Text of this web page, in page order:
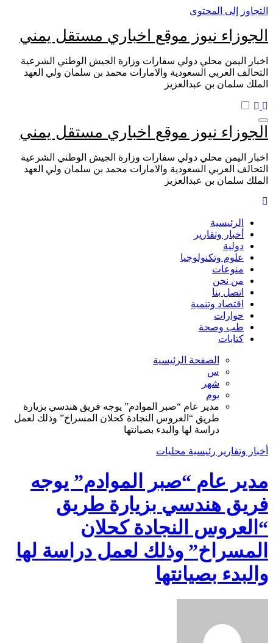
التجاوز إلى المحتوى
الجوزاء نيوز موقع اخباري مستقل يمني
اخبار اليمن محلي دولي سفارات وزارة الجيش الوطني الشرعية
التحالف العربي السعودية والامارات محمد بن سلمان ولي العهد
الملك سلمان بن عبدالعزيز
الجوزاء نيوز موقع اخباري مستقل يمني
اخبار اليمن محلي دولي سفارات وزارة الجيش الوطني الشرعية
التحالف العربي السعودية والامارات محمد بن سلمان ولي العهد
الملك سلمان بن عبدالعزيز
الرئيسية
أخبار وتقارير
دولية
علوم وتكنولوجيا
منوعات
من نحن
اتصل بنا
اقتصاد وتنمية
حوارات
طب وصحة
كتابات
الصفحة الرئيسية
س
شهر
يوم
مدير عام “صبر الموادم” يوجه فريق هندسي بزيارة
طريق “العروس النجادة كحلان المسراخ” وذلك لعمل
دراسة لها والبدء بصيانتها
أخبار وتقارير رئيسية محليات
مدير عام “صبر الموادم” يوجه
فريق هندسي بزيارة طريق
“العروس النجادة كحلان
المسراخ” وذلك لعمل دراسة لها
والبدء بصيانتها